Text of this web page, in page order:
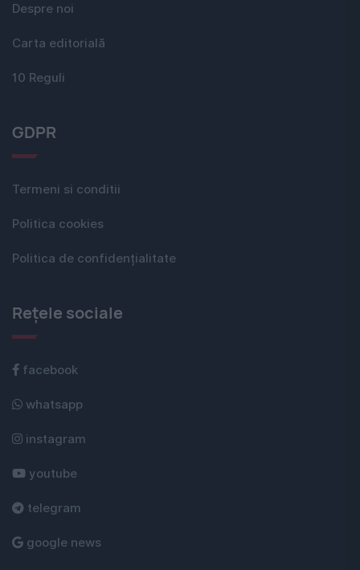
Despre noi
Carta editorială
10 Reguli
GDPR
Termeni si conditii
Politica cookies
Politica de confidențialitate
Rețele sociale
facebook
whatsapp
instagram
youtube
telegram
google news